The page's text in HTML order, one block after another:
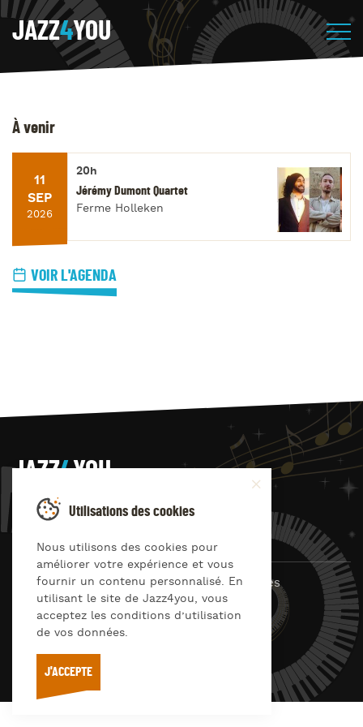
JAZZ4YOU
À venir
11
SEP
2026
20h
Jérémy Dumont Quartet
Ferme Holleken
VOIR L'AGENDA
JAZZ4YOU
Suivez-nous sur
© Jazz4you 2019 – 2026 Tous droits réservés
Déclaration de confidentialité
Cookies
RGPD & consentement
Utilisations des cookies
Nous utilisons des cookies pour
améliorer votre expérience et vous
fournir un contenu personnalisé. En
utilisant le site de Jazz4you, vous
acceptez les conditions d’utilisation
de vos données.
J'ACCEPTE